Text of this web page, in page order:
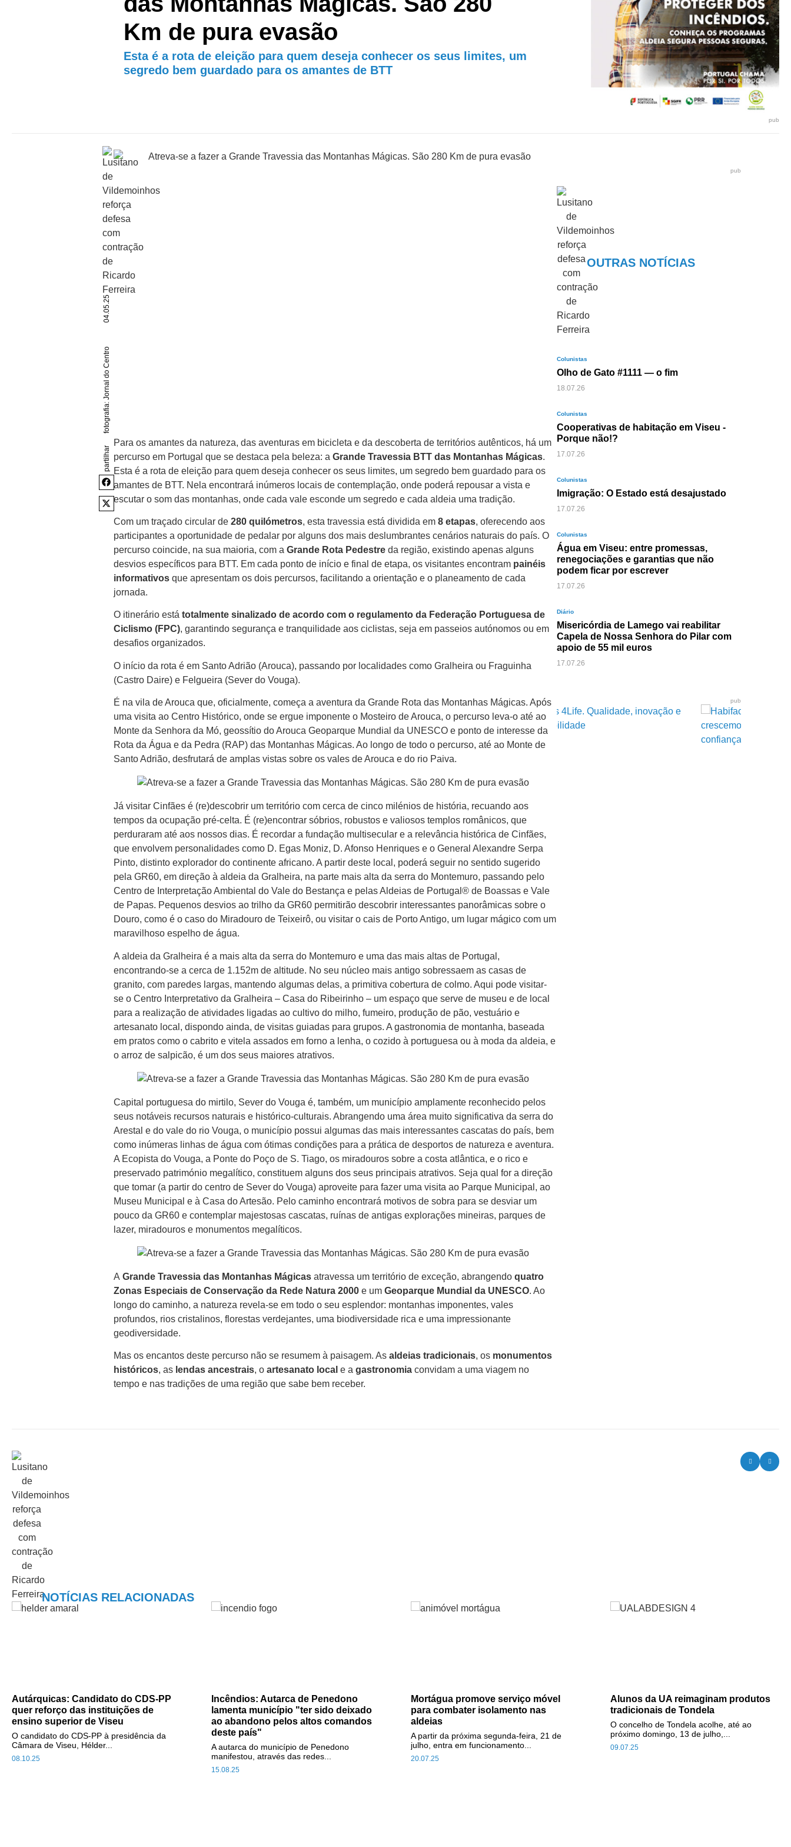
Km de pura evasão
Esta é a rota de eleição para quem deseja conhecer os seus limites, um
segredo bem guardado para os amantes de BTT
pub
04.05.25
fotografia: Jornal do Centro
partilhar
Para os amantes da natureza, das aventuras em bicicleta e da descoberta de territórios autênticos, há um
percurso em Portugal que se destaca pela beleza: aGrande Travessia BTT das Montanhas Mágicas.
Esta é a rota de eleição para quem deseja conhecer os seus limites, um segredo bem guardado para os
amantes de BTT. Nela encontrará inúmeros locais de contemplação, onde poderá repousar a vista e
escutar o som das montanhas, onde cada vale esconde um segredo e cada aldeia uma tradição.
Com um traçado circular de280 quilómetros, esta travessia está dividida em8 etapas, oferecendo aos
participantes a oportunidade de pedalar por alguns dos mais deslumbrantes cenários naturais do país. O
percurso coincide, na sua maioria, com aGrande Rota Pedestre da região, existindo apenas alguns
desvios específicos para BTT. Em cada ponto de início e final de etapa, os visitantes encontram painéis
informativos que apresentam os dois percursos, facilitando a orientação e o planeamento de cada
jornada.
O itinerário estátotalmente sinalizado de acordo com o regulamento da Federação Portuguesa de
Ciclismo (FPC), garantindo segurança e tranquilidade aos ciclistas, seja em passeios autónomos ou em
desafios organizados.
O início da rota é em Santo Adrião (Arouca), passando por localidades como Gralheira ou Fraguinha
(Castro Daire) e Felgueira (Sever do Vouga).
É na vila de Arouca que, oficialmente, começa a aventura da Grande Rota das Montanhas Mágicas. Após
uma visita ao Centro Histórico, onde se ergue imponente o Mosteiro de Arouca, o percurso leva-o até ao
Monte da Senhora da Mó, geossítio do Arouca Geoparque Mundial da UNESCO e ponto de interesse da
Rota da Água e da Pedra (RAP) das Montanhas Mágicas. Ao longo de todo o percurso, até ao Monte de
Santo Adrião, desfrutará de amplas vistas sobre os vales de Arouca e do rio Paiva.
Já visitar Cinfães é (re)descobrir um território com cerca de cinco milénios de história, recuando aos
tempos da ocupação pré-celta. É (re)encontrar sóbrios, robustos e valiosos templos românicos, que
perduraram até aos nossos dias. É recordar a fundação multisecular e a relevância histórica de Cinfães,
que envolvem personalidades como D. Egas Moniz, D. Afonso Henriques e o General Alexandre Serpa
Pinto, distinto explorador do continente africano. A partir deste local, poderá seguir no sentido sugerido
pela GR60, em direção à aldeia da Gralheira, na parte mais alta da serra do Montemuro, passando pelo
Centro de Interpretação Ambiental do Vale do Bestança e pelas Aldeias de Portugal® de Boassas e Vale
de Papas. Pequenos desvios ao trilho da GR60 permitirão descobrir interessantes panorâmicas sobre o
Douro, como é o caso do Miradouro de Teixeirô, ou visitar o cais de Porto Antigo, um lugar mágico com um
maravilhoso espelho de água.
A aldeia da Gralheira é a mais alta da serra do Montemuro e uma das mais altas de Portugal,
encontrando-se a cerca de 1.152m de altitude. No seu núcleo mais antigo sobressaem as casas de
granito, com paredes largas, mantendo algumas delas, a primitiva cobertura de colmo. Aqui pode visitar-
se o Centro Interpretativo da Gralheira – Casa do Ribeirinho – um espaço que serve de museu e de local
para a realização de atividades ligadas ao cultivo do milho, fumeiro, produção de pão, vestuário e
artesanato local, dispondo ainda, de visitas guiadas para grupos. A gastronomia de montanha, baseada
em pratos como o cabrito e vitela assados em forno a lenha, o cozido à portuguesa ou à moda da aldeia, e
o arroz de salpicão, é um dos seus maiores atrativos.
Capital portuguesa do mirtilo, Sever do Vouga é, também, um município amplamente reconhecido pelos
seus notáveis recursos naturais e histórico-culturais. Abrangendo uma área muito significativa da serra do
Arestal e do vale do rio Vouga, o município possui algumas das mais interessantes cascatas do país, bem
como inúmeras linhas de água com ótimas condições para a prática de desportos de natureza e aventura.
A Ecopista do Vouga, a Ponte do Poço de S. Tiago, os miradouros sobre a costa atlântica, e o rico e
preservado património megalítico, constituem alguns dos seus principais atrativos. Seja qual for a direção
que tomar (a partir do centro de Sever do Vouga) aproveite para fazer uma visita ao Parque Municipal, ao
Museu Municipal e à Casa do Artesão. Pelo caminho encontrará motivos de sobra para se desviar um
pouco da GR60 e contemplar majestosas cascatas, ruínas de antigas explorações mineiras, parques de
lazer, miradouros e monumentos megalíticos.
AGrande Travessia das Montanhas Mágicas atravessa um território de exceção, abrangendoquatro
Zonas Especiais de Conservação da Rede Natura 2000 e umGeoparque Mundial da UNESCO. Ao
longo do caminho, a natureza revela-se em todo o seu esplendor: montanhas imponentes, vales
profundos, rios cristalinos, florestas verdejantes, uma biodiversidade rica e uma impressionante
geodiversidade.
Mas os encantos deste percurso não se resumem à paisagem. Asaldeias tradicionais, os monumentos
históricos, as lendas ancestrais, oartesanato local e agastronomiaconvidam a uma viagem no
tempo e nas tradições de uma região que sabe bem receber.
pub
OUTRAS NOTÍCIAS
Colunistas
Olho de Gato #1111 — o fim
18.07.26
Colunistas
Cooperativas de habitação em Viseu -
Porque não!?
17.07.26
Colunistas
Imigração: O Estado está desajustado
17.07.26
Colunistas
Água em Viseu: entre promessas,
renegociações e garantias que não
podem ficar por escrever
17.07.26
Diário
Misericórdia de Lamego vai reabilitar
Capela de Nossa Senhora do Pilar com
apoio de 55 mil euros
17.07.26
pub
NOTÍCIAS RELACIONADAS
Autárquicas: Candidato do CDS-PP
quer reforço das instituições de
ensino superior de Viseu
08.10.25
O candidato do CDS-PP à presidência da
Câmara de Viseu, Hélder...
Incêndios: Autarca de Penedono
lamenta município "ter sido deixado
ao abandono pelos altos comandos
deste país"
15.08.25
A autarca do município de Penedono
manifestou, através das redes...
Mortágua promove serviço móvel
para combater isolamento nas
aldeias
20.07.25
A partir da próxima segunda-feira, 21 de
julho, entra em funcionamento...
Alunos da UA reimaginam produtos
tradicionais de Tondela
09.07.25
O concelho de Tondela acolhe, até ao
próximo domingo, 13 de julho,...